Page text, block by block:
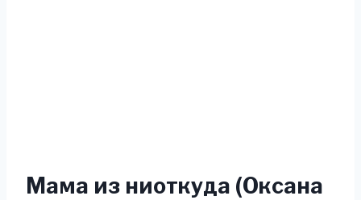
Мама из ниоткуда (Оксана